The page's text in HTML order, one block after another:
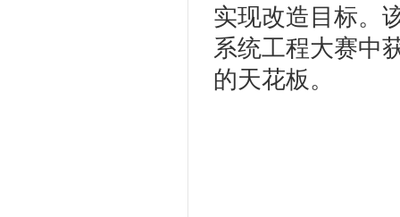
实现改造目标。
系统工程大赛中
的天花板。